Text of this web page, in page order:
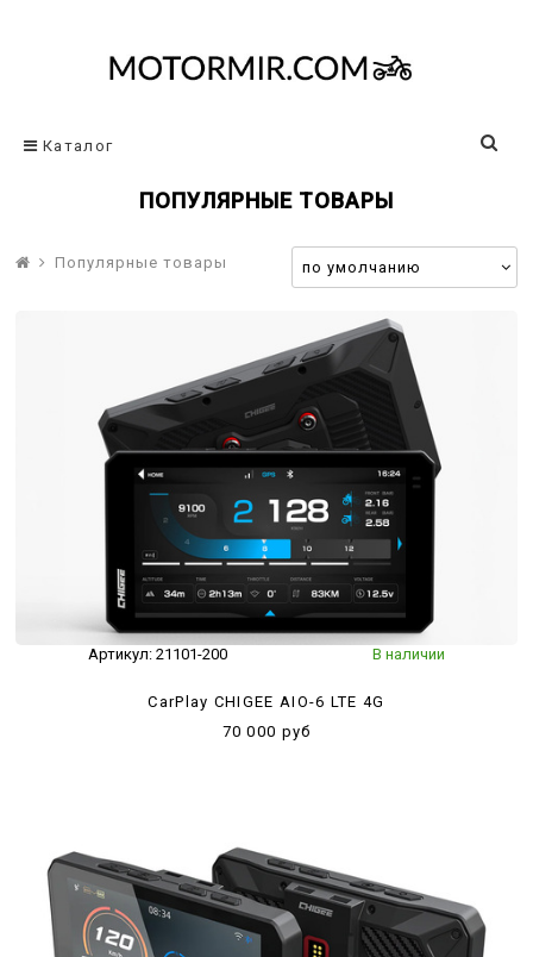
Каталог
ПОПУЛЯРНЫЕ ТОВАРЫ
Популярные товары
Артикул: 21101-200 В наличии
CarPlay CHIGEE AIO-6 LTE 4G
70 000 руб